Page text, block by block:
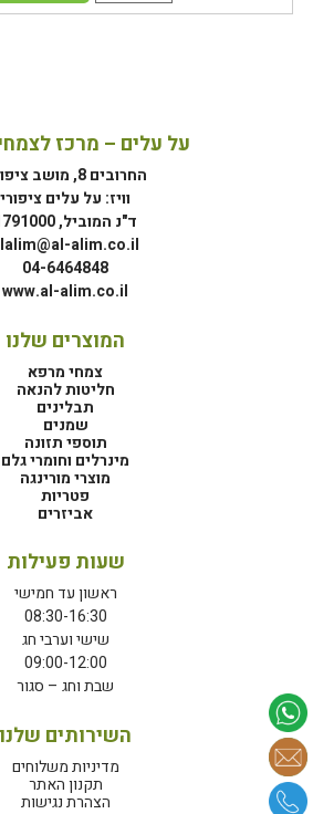
על עלים – מרכז
החרובים 8, מושב ציפורי
וויז: על עלים ציפורי
ד"נ המוביל, 1791000
alim.co.il
04-6464848
www.al-alim.co.il
המוצרים שלנו
צמחי מרפא
חליטות להנאה
תבלינים
שמנים
תוספי תזונה
מינרלים וחומרי גלם
מוצרי מורינגה
פטריות
אביזרים
שעות פעילות
ראשון עד חמישי
08:30-16:30
שישי וערבי חג
09:00-12:00
שבת וחג – סגור
השירותים שלנו
מדיניות משלוחים
תקנון האתר
הצהרת נגישות